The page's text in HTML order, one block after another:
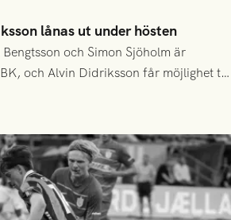
lånas ut under hösten
och Simon Sjöholm är
och Alvin Didriksson får möjlighet till
föreningssamarbete.